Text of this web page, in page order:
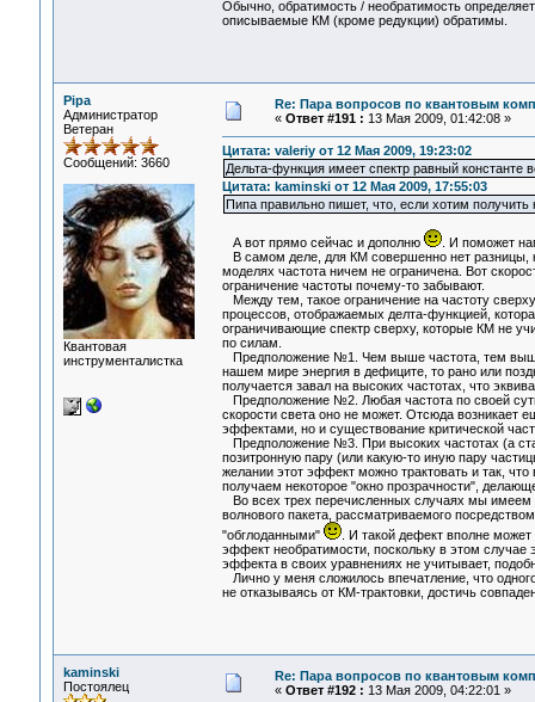
Обычно, обратимость / необратимость
описываемые КМ (кроме редукции) обратимы.
Pipa
Администратор
Ветеран
Сообщений: 3660
Квантовая
инструменталистка
Re: Пара вопросов по квантовым
« Ответ #191 : 13 Мая 2009, 01:42:08 »
Цитата: valeriy от 12 Мая 2009, 19:23:02
Дельта-функция имеет спектр равный константе
Цитата: kaminski от 12 Мая 2009, 17:55:03
Пипа правильно пишет, что, если хотим
А вот прямо сейчас и дополню
. И поможет
В самом деле, для КМ совершенно нет разницы,
моделях частота ничем не ограничена. Вот
ограничение частоты почему-то забывают.
Между тем, такое ограничение на частоту
процессов, отображаемых делта-функцией,
ограничивающие спектр сверху, которые КМ не
по силам.
Предположение №1. Чем выше частота, тем выше
нашем мире энергия в дефиците, то рано или
получается завал на высоких частотах, что
Предположение №2. Любая частота по своей
скорости света оно не может. Отсюда возникает
эффектами, но и существование критической
Предположение №3. При высоких частотах (а
позитронную пару (или какую-то иную пару
желании этот эффект можно трактовать и так,
получаем некоторое "окно прозрачности",
Во всех трех перечисленных случаях мы имеем
волнового пакета, рассматриваемого
"обглоданными"
. И такой дефект вполне
эффект необратимости, поскольку в этом случае
эффекта в своих уравнениях не учитывает,
Лично у меня сложилось впечатление, что
не отказываясь от КМ-трактовки, достичь
kaminski
Постоялец
Re: Пара вопросов по квантовым
« Ответ #192 : 13 Мая 2009, 04:22:01 »